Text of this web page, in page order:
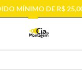
MÍNIMO DE R$ 25,00